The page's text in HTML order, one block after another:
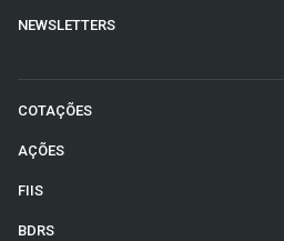
NEWSLETTERS
COTAÇÕES
AÇÕES
FIIS
BDRS